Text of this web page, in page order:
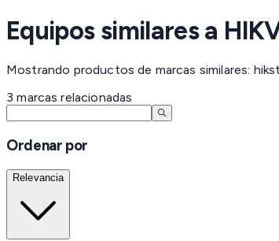
Equipos similares a
Mostrando productos de marcas similares:
3 marcas relacionadas
Ordenar por
Relevancia